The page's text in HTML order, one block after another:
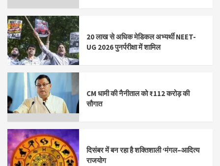
20 लाख से अधिक मेडिकल अभ्यर्थी NEET-
UG 2026 पुनर्परीक्षा में शामिल
CM धामी की नैनीताल को ₹112 करोड़ की
सौगात
दिसंबर में बन रहा है शक्तिशाली ‘मंगल–आदित्य
राजयोग